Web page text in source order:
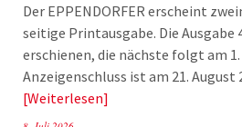
Der EPPENDORFER erscheint
seitige Printausgabe. Die Ausgabe
erschienen, die nächste folgt am
Anzeigenschluss ist am 21.
Weiterlesen